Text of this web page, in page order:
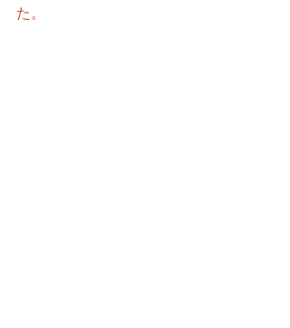
た。